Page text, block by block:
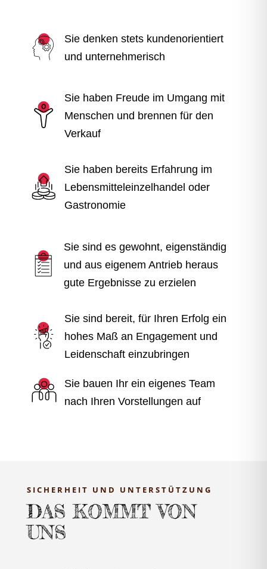
Sie denken stets kundenorientiert
und unternehmerisch
Sie haben Freude im Umgang mit
Menschen und brennen für den
Verkauf
Sie haben bereits Erfahrung im
Lebensmitteleinzelhandel oder
Gastronomie
Sie sind es gewohnt, eigenständig
und aus eigenem Antrieb heraus
gute Ergebnisse zu erzielen
Sie sind bereit, für Ihren Erfolg ein
hohes Maß an Engagement und
Leidenschaft einzubringen
Sie bauen Ihr ein eigenes Team
nach Ihren Vorstellungen auf
SICHERHEIT UND UNTERSTÜTZUNG
DAS KOMMT VON
UNS